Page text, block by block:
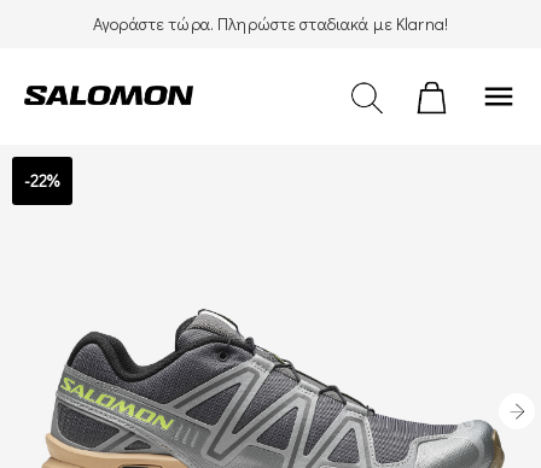
Αγοράστε τώρα. Πληρώστε σταδιακά με Klarna!
menu
-22%